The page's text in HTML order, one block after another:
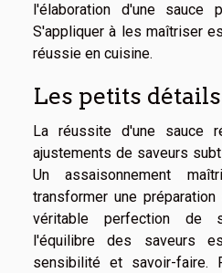
l'élaboration d'une sauce
S'appliquer à les maîtriser
réussie en cuisine.
Les petits
La réussite d'une sauce
ajustements de saveurs
Un assaisonnement
transformer une
véritable perfection de
l'équilibre des saveurs
sensibilité et savoir-faire.